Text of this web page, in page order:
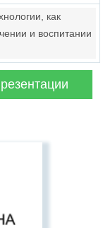
как
и воспитании